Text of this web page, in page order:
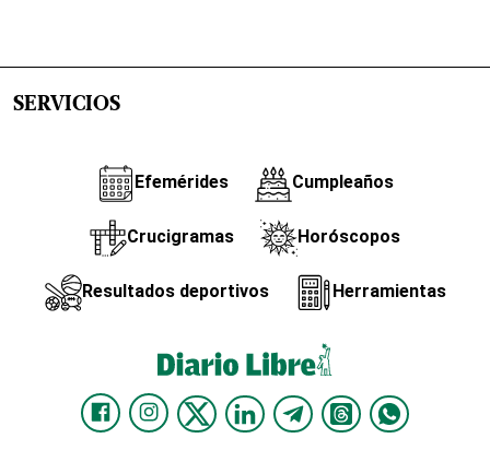
SERVICIOS
Efemérides Cumpleaños
Crucigramas Horóscopos
Resultados deportivos Herramientas